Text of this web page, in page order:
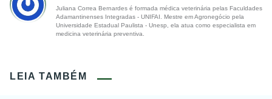
Juliana Correa Bernardes é formada médica veterinária pelas Faculdades
Adamantinenses Integradas - UNIFAI. Mestre em Agronegócio pela
Universidade Estadual Paulista - Unesp, ela atua como especialista em
medicina veterinária preventiva.
LEIA TAMBÉM